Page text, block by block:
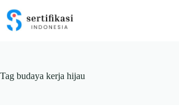
content
Tag budaya kerja hijau